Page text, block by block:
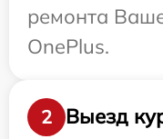
ремонта
OnePlus.
2
Выезд